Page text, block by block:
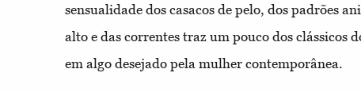
sensualidade dos casacos de pelo, dos padrões
alto e das correntes traz um pouco dos clássicos
em algo desejado pela mulher contemporânea.